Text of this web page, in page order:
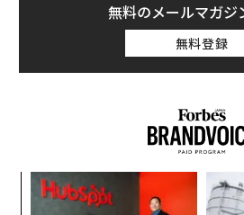
• なぜそれほど急ぐのか？
• そして1年後、私たちの働き方を
か？
彼らは怠ける許可を求めているの
ットメントの前に明確さを求めて
場では、その明確さがまだ欠けて
こうした事態が起きるのは往々に
詰め込んでしまう場合だ。リーダ
たいとの思いから、今後起きる出
た詳細なロードマップを作成する
ートすることの障壁となる（しか
んな案件にもつきものだ）。威信
めらわれてしまうのだ。
無料のメールマガジ
無料登録